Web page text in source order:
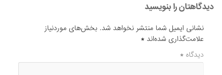
دیدگاهتان را بنویسید
نشانی ایمیل شما منتشر نخواهد شد. بخش‌های موردنیاز
علامت‌گذاری شده‌اند*
دیدگاه*